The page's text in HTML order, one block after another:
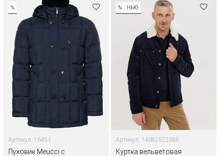
%
Артикул: 1645-I
Пуховик Meucсi с
% НЬЮ
Артикул: 14082522688
Куртка вельветовая